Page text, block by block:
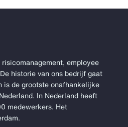
employee
historie van ons bedrijf gaat
is de grootste onafhankelijke
In Nederland heeft
medewerkers. Het